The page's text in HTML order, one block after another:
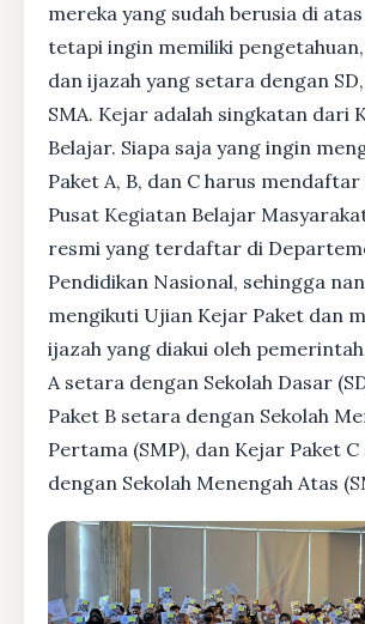
mereka yang sudah berusia di
tetapi ingin memiliki
dan ijazah yang setara dengan
SMA. Kejar adalah singkatan dari
Belajar. Siapa saja yang ingin
Paket A, B, dan C harus
Pusat Kegiatan Belajar
resmi yang terdaftar di
Pendidikan Nasional, sehingga
mengikuti Ujian Kejar Paket dan
ijazah yang diakui oleh
A setara dengan Sekolah Dasar
Paket B setara dengan Sekolah
Pertama (SMP), dan Kejar Paket
dengan Sekolah Menengah Atas